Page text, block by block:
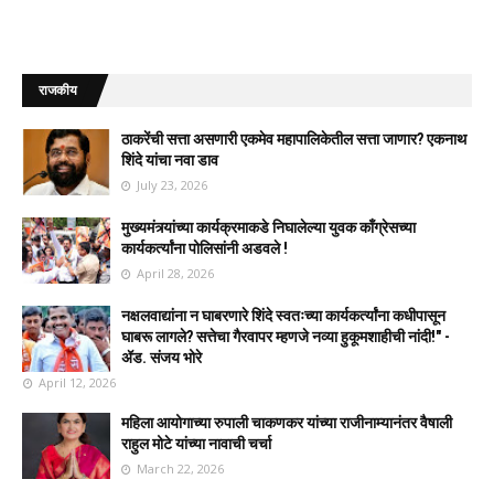
राजकीय
ठाकरेंची सत्ता असणारी एकमेव महापालिकेतील सत्ता जाणार? एकनाथ
शिंदे यांचा नवा डाव
July 23, 2026
मुख्यमंत्र्यांच्या कार्यक्रमाकडे निघालेल्या युवक काँग्रेसच्या
कार्यकर्त्यांना पोलिसांनी अडवले !
April 28, 2026
नक्षलवाद्यांना न घाबरणारे शिंदे स्वतःच्या कार्यकर्त्यांना कधीपासून
घाबरू लागले? सत्तेचा गैरवापर म्हणजे नव्या हुकूमशाहीची नांदी!" -
ॲड. संजय भोरे
April 12, 2026
महिला आयोगाच्या रुपाली चाकणकर यांच्या राजीनाम्यानंतर वैषाली
राहुल मोटे यांच्या नावाची चर्चा
March 22, 2026